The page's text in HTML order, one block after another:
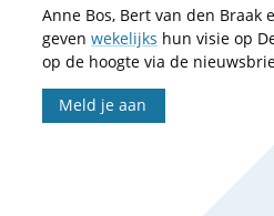
Anne Bos, Bert van den Braak
geven wekelijks hun visie op
op de hoogte via de
Meld je aan